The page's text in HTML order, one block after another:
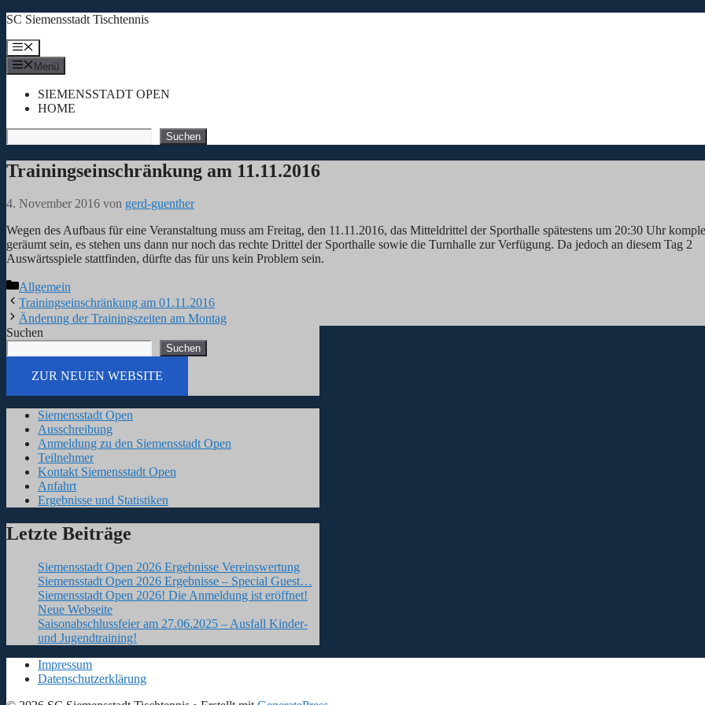
Zum
springen
SC Siemensstadt Tischtennis
Menü
Menü
SIEMENSSTADT OPEN
HOME
Suchen
Suchen
Trainingseinschränkung am 11.11.2016
4. November 2016 von gerd-guenther
Wegen des Aufbaus für eine Veranstaltung muss am Freitag, den 11.11.2016, das Mitteldrittel der Sporthalle spätestens um 20:30 Uhr
geräumt sein, es stehen uns dann nur noch das rechte Drittel der Sporthalle sowie die Turnhalle zur Verfügung. Da jedoch an diesem Tag 2
Auswärtsspiele stattfinden, dürfte das für uns kein Problem sein.
Kategorien
Allgemein
Trainingseinschränkung am 01.11.2016
Änderung der Trainingszeiten am Montag
Suchen
Suchen
ZUR NEUEN WEBSITE
Siemensstadt Open
Ausschreibung
Anmeldung zu den Siemensstadt Open
Teilnehmer
Kontakt Siemensstadt Open
Anfahrt
Ergebnisse und Statistiken
Letzte Beiträge
Siemensstadt Open 2026 Ergebnisse Vereinswertung
Siemensstadt Open 2026 Ergebnisse – Special Guest…
Siemensstadt Open 2026! Die Anmeldung ist eröffnet!
Neue Webseite
Saisonabschlussfeier am 27.06.2025 – Ausfall Kinder-
und Jugendtraining!
Impressum
Datenschutzerklärung